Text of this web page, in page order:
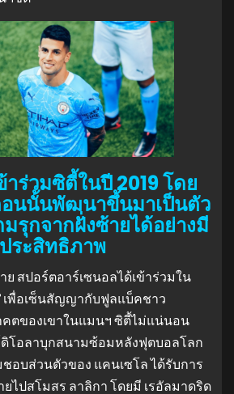
าร่วมซิตี้ในปี 2019 โดย
นนั้นพัฒนาขึ้นมาเป็นตัว
มรุกจากฝั่งซ้ายได้อย่างมี
ประสิทธิภาพ
ย สปอร์ตอาร์เซนอลได้เข้าร่วมใน
เพื่อเซ็นสัญญากับฟูลแบ็คชาว
คตของเขาในแมนฯ ซิตี้ไม่แน่นอน
ดิโอลาบุกสนามซ้อมหลังฟุตบอลโลก
อบส่วนตัวของ แคนเซโล ได้รับการ
ยไปสโมสร ลาลิกา โดยมี เรอัลมาดริด